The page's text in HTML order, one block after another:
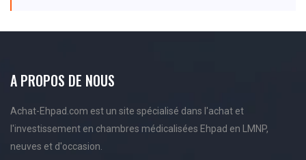
A PROPOS DE NOUS
Achat-Ehpad.com est un site spécialisé dans l'achat et
l'investissement en chambres médicalisées Ehpad en LMNP,
neuves et d'occasion.